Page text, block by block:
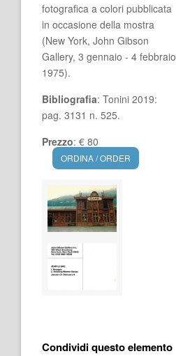
fotografica a colori pubblicata
in occasione della mostra
(New York, John Gibson
Gallery, 3 gennaio - 4 febbraio
1975).
Bibliografia: Tonini 2019:
pag. 3131 n. 525.
Prezzo: € 80
ORDINA / ORDER
Condividi questo elemento